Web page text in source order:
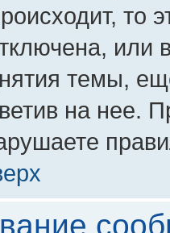
то
или
темы,
на нее.